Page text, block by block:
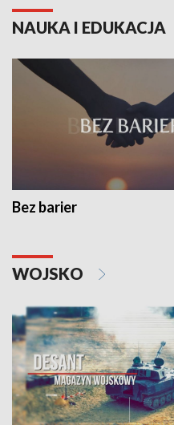
NAUKA I EDUKACJA
Bez barier
WOJSKO